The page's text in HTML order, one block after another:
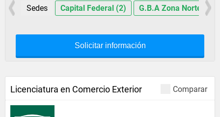
Sedes Capital Federal (2) G.B.A Zona Norte (4)
Solicitar información
Comparar
Licenciatura en Comercio Exterior